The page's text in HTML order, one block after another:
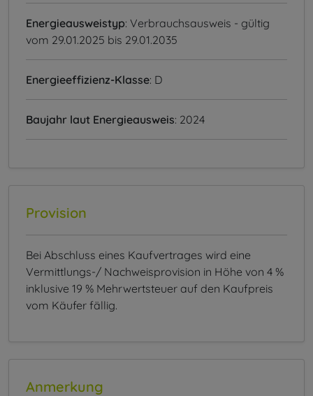
Energieausweistyp: Verbrauchsausweis - gültig
vom 29.01.2025 bis 29.01.2035
Energieeffizienz-Klasse: D
Baujahr laut Energieausweis: 2024
Provision
Bei Abschluss eines Kaufvertrages wird eine
Vermittlungs-/ Nachweisprovision in Höhe von 4 %
inklusive 19 % Mehrwertsteuer auf den Kaufpreis
vom Käufer fällig.
Anmerkung